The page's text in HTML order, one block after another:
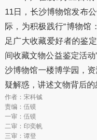
11日，长沙博物馆发布
际，为积极践行“博物馆
足广大收藏爱好者的鉴
间收藏文物公益鉴定活
沙博物馆一楼博学园，
疑解惑，讲述文物背后的
作者：宋科铖
责编：伍镆
一审：伍镆
二审：印奕帆
三审：谭登